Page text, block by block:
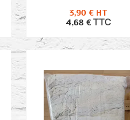
3,90 € HT
4,68 €TTC